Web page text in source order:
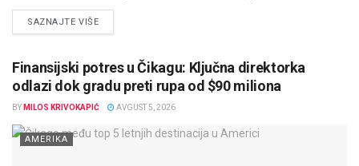
SAZNAJTE VIŠEDETAILS
Finansijski potres u Čikagu: Ključna direktorka
odlazi dok gradu preti rupa od $90 miliona
BY MILOS KRIVOKAPIĆ AVGUST 5, 2026
AMERIKA